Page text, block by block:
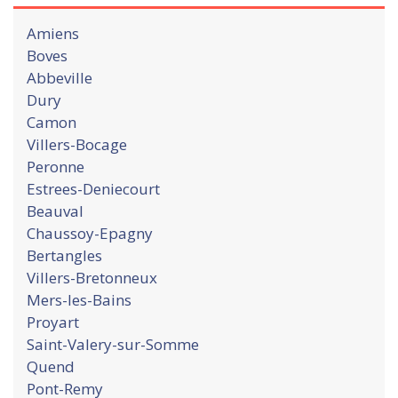
Amiens
Boves
Abbeville
Dury
Camon
Villers-Bocage
Peronne
Estrees-Deniecourt
Beauval
Chaussoy-Epagny
Bertangles
Villers-Bretonneux
Mers-les-Bains
Proyart
Saint-Valery-sur-Somme
Quend
Pont-Remy